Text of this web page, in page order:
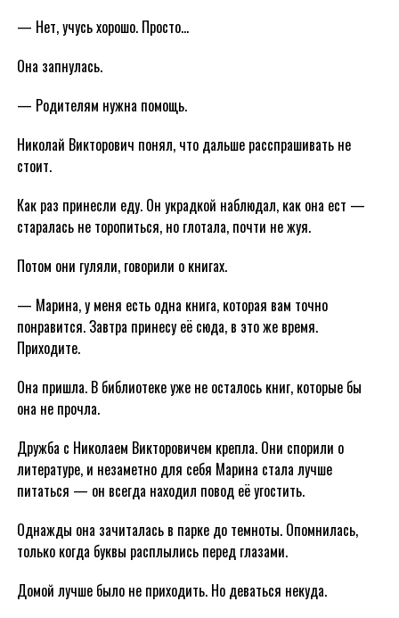
— Нет, учусь хорошо. Просто…
Она запнулась.
— Родителям нужна помощь.
Николай Викторович понял, что дальше расспрашивать не
стоит.
Как раз принесли еду. Он украдкой наблюдал, как она ест —
старалась не торопиться, но глотала, почти не жуя.
Потом они гуляли, говорили о книгах.
— Марина, у меня есть одна книга, которая вам точно
понравится. Завтра принесу её сюда, в это же время.
Приходите.
Она пришла. В библиотеке уже не осталось книг, которые бы
она не прочла.
Дружба с Николаем Викторовичем крепла. Они спорили о
литературе, и незаметно для себя Марина стала лучше
питаться — он всегда находил повод её угостить.
Однажды она зачиталась в парке до темноты. Опомнилась,
только когда буквы расплылись перед глазами.
Домой лучше было не приходить. Но деваться некуда.